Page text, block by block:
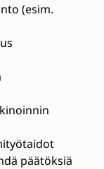
(esim.
päätöksiä